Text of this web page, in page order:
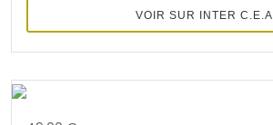
VOIR SUR INTER C.E.A